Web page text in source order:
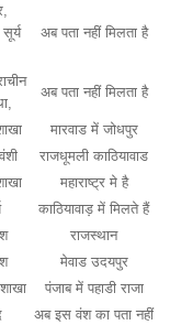
अब पता नहीं मिलता है
अब पता नहीं मिलता है
मारवाड में जोधपुर
राजधूमली काठियावाड
महाराष्ट्र मे है
काठियावाड़ में मिलते हैं
राजस्थान
मेवाड उदयपुर
पंजाब में पहाडी राजा
अब इस वंश का पता नहीं